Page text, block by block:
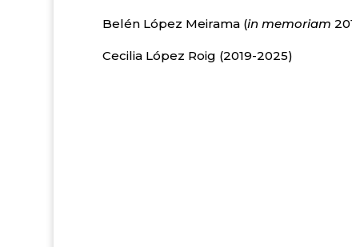
Belén López Meirama (in memoriam
Cecilia López Roig (2019-2025)